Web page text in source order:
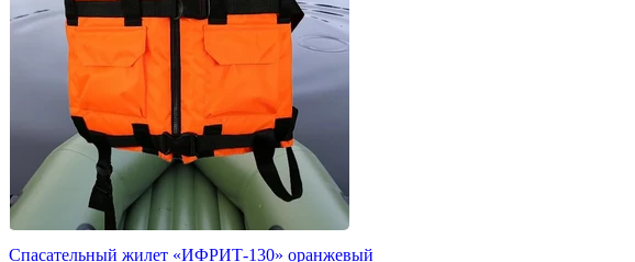
Спасательный жилет «ИФРИТ-130» оранжевый